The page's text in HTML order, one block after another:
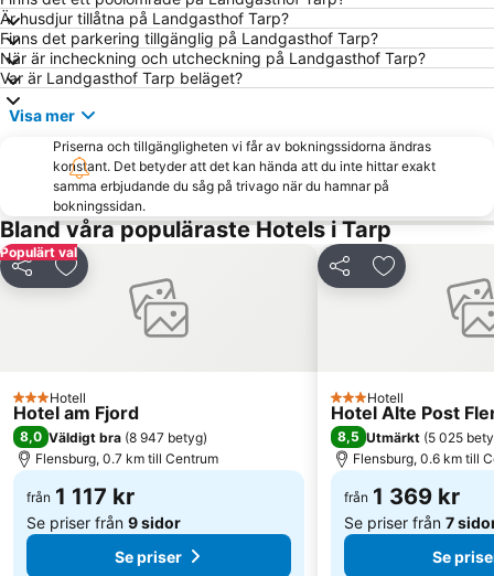
Golf Club Gut Apeldör
Är husdjur tillåtna på Landgasthof Tarp?
Finns det parkering tillgänglig på Landgasthof Tarp?
När är incheckning och utcheckning på Landgasthof Tarp?
Var är Landgasthof Tarp beläget?
Visa mer
Priserna och tillgängligheten vi får av bokningssidorna ändras
konstant. Det betyder att det kan hända att du inte hittar exakt
samma erbjudande du såg på trivago när du hamnar på
bokningssidan.
Bland våra populäraste Hotels i Tarp
Populärt val
Dela Lägg till i Mina Favoriter
3 Stjärnor
Hotell
Hotel am Fjord
8,0 Väldigt bra (8 947 betyg)
Flensburg, 0.7 km till Centrum
från 1 117 kr
Se priser från 9 sidor
Se priser
Dela Lägg till i
3 Stjärnor
Hotell
Hotel Alte Post
8,5 Utmärkt (5 025
Flensburg, 0.6 km till
från 1 369 kr
Se priser från 7
Se